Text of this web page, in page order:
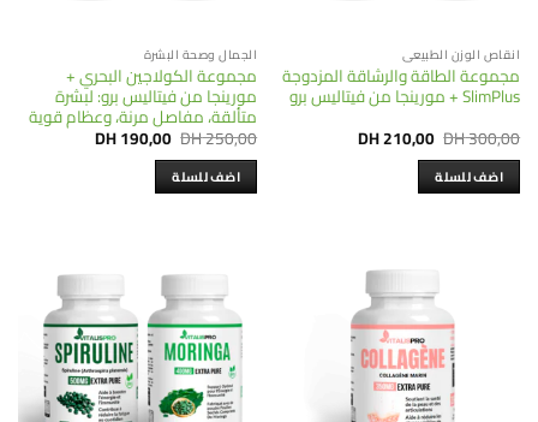
انقاص الوزن الطبيعي
مجموعة الطاقة والرشاقة المزدوجة
SlimPlus + مورينجا من فيتاليس برو
DH300,00
Original
price
was:
DH 300,00.
DH210,00
Current
price
اضف للسلة
الجمال وصحة البشرة
مجموعة الكولاجين البحري +
مورينجا من فيتاليس برو: لبشرة
متألقة، مفاصل مرنة، وعظام قوية
DH250,00
Original
price
was:
DH 250,00.
DH190,00
Current
price
اضف للسلة